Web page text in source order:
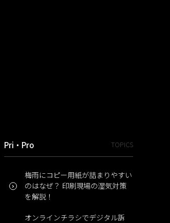
Pri・Pro TOPICS
梅雨にコピー用紙が詰まりやすい
のはなぜ？ 印刷現場の湿気対策
を解説！
オンラインチラシでデジタル訴